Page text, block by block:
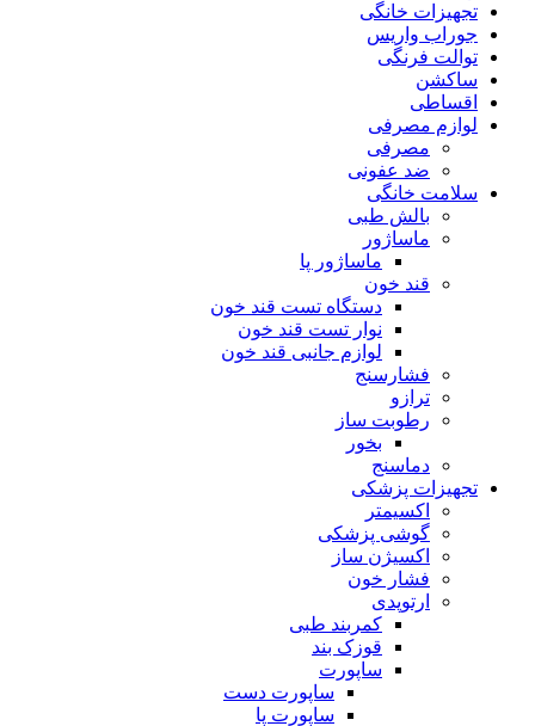
تجهیزات خانگی
جوراب واریس
توالت فرنگی
ساکشن
اقساطی
لوازم مصرفی
مصرفی
ضد عفونی
سلامت خانگی
بالش طبی
ماساژور
ماساژور پا
قند خون
دستگاه تست قند خون
نوار تست قند خون
لوازم جانبی قند خون
فشارسنج
ترازو
رطوبت ساز
بخور
دماسنج
تجهیزات پزشکی
اکسیمتر
گوشی پزشکی
اکسیژن ساز
فشار خون
ارتوپدی
کمربند طبی
قوزک بند
ساپورت
ساپورت دست
ساپورت پا